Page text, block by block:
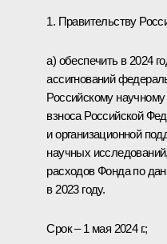
1. Правительству
а) обеспечить в 2024
ассигнований
Российскому
взноса Российской
и организационной
научных
расходов Фонда по
в 2023 году.
Срок – 1 мая 2024 г.;